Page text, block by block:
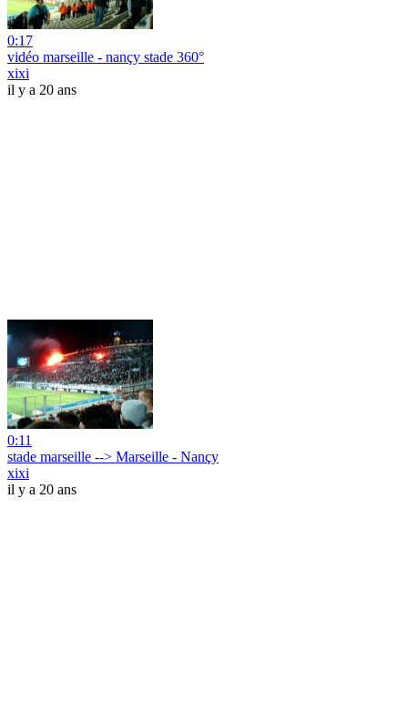
0:17
vidéo marseille - nançy stade 360°
xixi
il y a 20 ans
0:11
stade marseille --> Marseille - Nançy
xixi
il y a 20 ans